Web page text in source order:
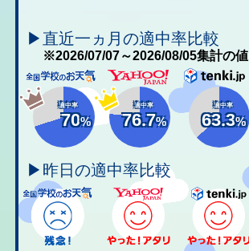
▶直近一ヵ月の適中率比較
※2026/07/07～2026/08/05集計の値
適中率
70%
適中率
76.7%
適中率
63.3%
▶昨日の適中率比較